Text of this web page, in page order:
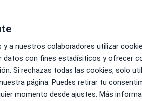
a nuestros colaboradores utilizar
datos con fines estadísiticos y ofrecer
Si rechazas todas las cookies, solo
página. Puedes retirar tu
momento desde ajustes. Más